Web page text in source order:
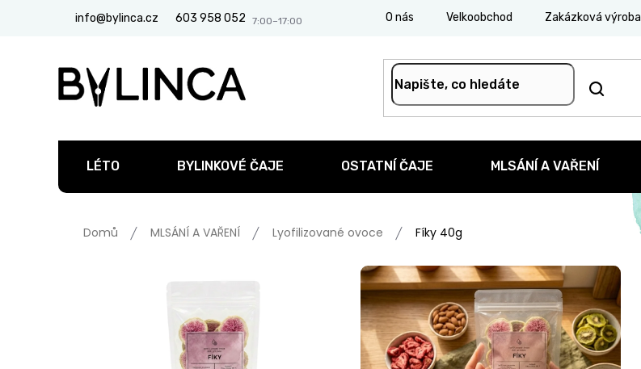
603 958 052
info@bylinca.cz O nás Velkoobchod Zakázková výroba
LÉTO BYLINKOVÉ ČAJE OSTATNÍ ČAJE MLSÁNÍ A VAŘENÍ
Domů MLSÁNÍ A VAŘENÍ Lyofilizované ovoce Fíky 40g